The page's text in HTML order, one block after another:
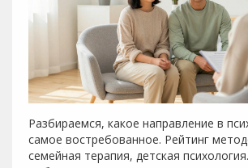
Разбираемся, какое направление в
самое востребованное. Рейтинг
семейная терапия, детская